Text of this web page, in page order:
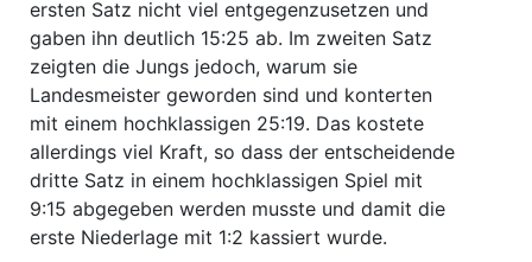
ersten Satz nicht viel entgegenzusetzen und
gaben ihn deutlich 15:25 ab. Im zweiten Satz
zeigten die Jungs jedoch, warum sie
Landesmeister geworden sind und konterten
mit einem hochklassigen 25:19. Das kostete
allerdings viel Kraft, so dass der entscheidende
dritte Satz in einem hochklassigen Spiel mit
9:15 abgegeben werden musste und damit die
erste Niederlage mit 1:2 kassiert wurde.